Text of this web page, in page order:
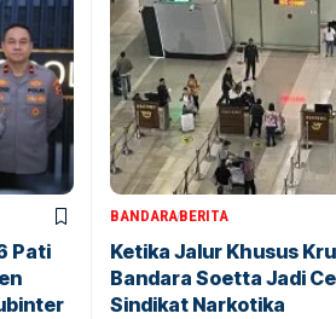
Pati
BANDARABERITA
Ketika Jalur Khusus
Bandara Soetta Jadi
Sindikat Narkotika